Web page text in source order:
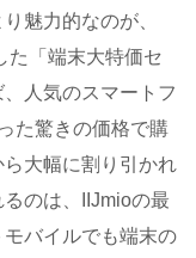
魅力的なのが、
た「端末大特価セ
人気のスマートフ
た驚きの価格で購
大幅に割り引かれ
のは、IIJmioの最
バイルでも端末の